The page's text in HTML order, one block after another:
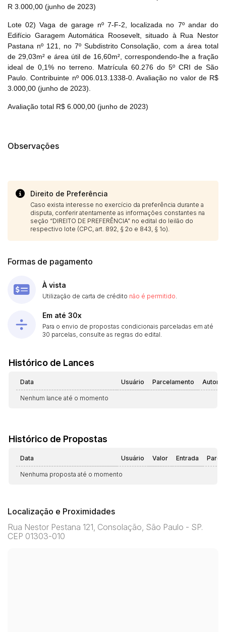
R 3.000,00 (junho de 2023)
Lote 02) Vaga de garage nº 7-F-2, localizada no 7º andar do
Edifício Garagem Automática Roosevelt, situado à Rua Nestor
Pastana nº 121, no 7º Subdistrito Consolação, com a área total
de 29,03m² e área útil de 16,60m², correspondendo-lhe a fração
ideal de 0,1% no terreno. Matrícula 60.276 do 5º CRI de São
Paulo. Contribuinte nº 006.013.1338-0. Avaliação no valor de R$
3.000,00 (junho de 2023).
Avaliação total R$ 6.000,00 (junho de 2023)
Observações
Direito de Preferência
Caso exista interesse no exercício da preferência durante a
disputa, conferir atentamente as informações constantes na
seção “DIREITO DE PREFERÊNCIA” no edital do leilão do
respectivo lote (CPC, art. 892, § 2o e 843, § 1o).
Formas de pagamento
À vista
Utilização de carta de crédito não é permitido
Em até 30x
Para o envio de propostas condicionais parceladas em até
30 parcelas, consulte as regras do edital.
Histórico de Lances
Data Usuário Parcelamento
Nenhum lance até o momento
Histórico de Propostas
Data Usuário Valor Entrada
Nenhuma proposta até o momento
Localização e Proximidades
Rua Nestor Pestana 121, Consolação, São Paulo - SP.
CEP 01303-010
Envie sua Proposta
(Art. 895, CPC)
Histórico de Propostas
Data Usuário Valor
14/04/2025 18:43:11
14/04/2025 18:43:11 TIAGOFELIPE
Clique aqui para fazer login
Habilite-se para efetuar lances ou
propostas